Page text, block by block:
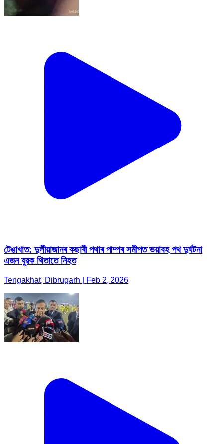
টেঙাখাত: দুলীয়াজানৰ কছাৰী পথাৰ পাম্পৰ সমীপত ভয়াবহ পথ দুৰ্ঘটনা
এজন যুৱক থিতাতে নিহত
Tengakhat, Dibrugarh | Feb 2, 2026